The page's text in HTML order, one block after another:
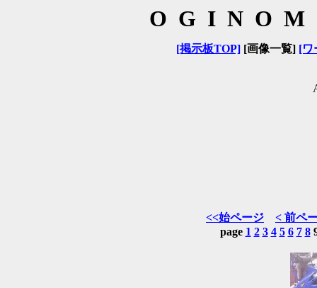
[掲示板TOP][画像一覧] [ワ
<<始ページ
< 前ペ
page 1 2 3 4 5 6 7 8